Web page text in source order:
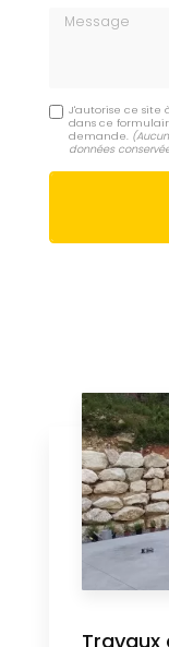
Message
J'autorise ce site
dans ce
demande.
données